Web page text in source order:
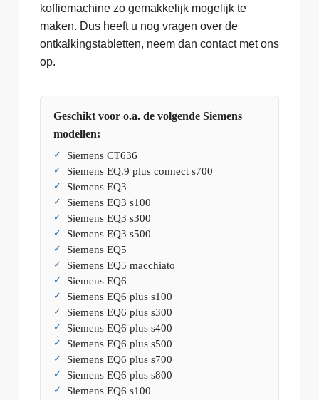
koffiemachine zo gemakkelijk mogelijk te
maken. Dus heeft u nog vragen over de
ontkalkingstabletten, neem dan contact met ons
op.
Geschikt voor o.a. de volgende Siemens
modellen:
Siemens CT636
Siemens EQ.9 plus connect s700
Siemens EQ3
Siemens EQ3 s100
Siemens EQ3 s300
Siemens EQ3 s500
Siemens EQ5
Siemens EQ5 macchiato
Siemens EQ6
Siemens EQ6 plus s100
Siemens EQ6 plus s300
Siemens EQ6 plus s400
Siemens EQ6 plus s500
Siemens EQ6 plus s700
Siemens EQ6 plus s800
Siemens EQ6 s100